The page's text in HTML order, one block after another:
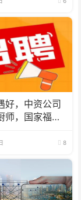
好，中资公司
师，国家福利
8